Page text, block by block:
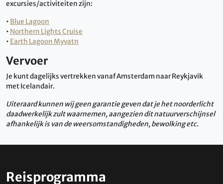
excursies/activiteiten zijn:
• Blue Lagoon
• Northern Lights Cruise
• Earth Lagoon Myvatn
Vervoer
Je kunt dagelijks vertrekken vanaf Amsterdam naar Reykjavik
met Icelandair.
Uiteraard kunnen wij geen garantie geven dat je het noorderlicht
daadwerkelijk zult waarnemen, aangezien dit natuurverschijnsel
afhankelijk is van de weersomstandigheden, bewolking etc.
Reisprogramma